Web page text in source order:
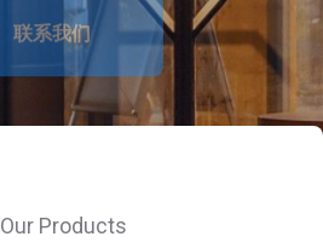
Our Products